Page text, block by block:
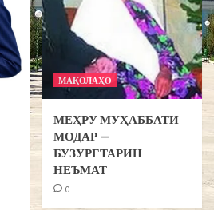
МАҚОЛАҲО
МЕҲРУ МУҲАББАТИ
МОДАР —
БУЗУРГТАРИН
НЕЪМАТ
0